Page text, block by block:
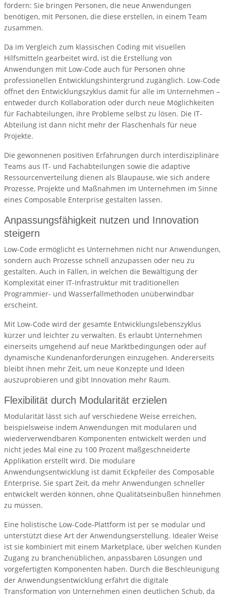
fördern: Sie bringen Personen, die neue Anwendungen
benötigen, mit Personen, die diese erstellen, in einem Team
zusammen.
Da im Vergleich zum klassischen Coding mit visuellen
Hilfsmitteln gearbeitet wird, ist die Erstellung von
Anwendungen mit Low-Code auch für Personen ohne
professionellen Entwicklungshintergrund zugänglich. Low-Code
öffnet den Entwicklungszyklus damit für alle im Unternehmen –
entweder durch Kollaboration oder durch neue Möglichkeiten
für Fachabteilungen, ihre Probleme selbst zu lösen. Die IT-
Abteilung ist dann nicht mehr der Flaschenhals für neue
Projekte.
Die gewonnenen positiven Erfahrungen durch interdisziplinäre
Teams aus IT- und Fachabteilungen sowie die adaptive
Ressourcenverteilung dienen als Blaupause, wie sich andere
Prozesse, Projekte und Maßnahmen im Unternehmen im Sinne
eines Composable Enterprise gestalten lassen.
Anpassungsfähigkeit nutzen und Innovation
steigern
Low-Code ermöglicht es Unternehmen nicht nur Anwendungen,
sondern auch Prozesse schnell anzupassen oder neu zu
gestalten. Auch in Fällen, in welchen die Bewältigung der
Komplexität einer IT-Infrastruktur mit traditionellen
Programmier- und Wasserfallmethoden unüberwindbar
erscheint.
Mit Low-Code wird der gesamte Entwicklungslebenszyklus
kürzer und leichter zu verwalten. Es erlaubt Unternehmen
einerseits umgehend auf neue Marktbedingungen oder auf
dynamische Kundenanforderungen einzugehen. Andererseits
bleibt ihnen mehr Zeit, um neue Konzepte und Ideen
auszuprobieren und gibt Innovation mehr Raum.
Flexibilität durch Modularität erzielen
Modularität lässt sich auf verschiedene Weise erreichen,
beispielsweise indem Anwendungen mit modularen und
wiederverwendbaren Komponenten entwickelt werden und
nicht jedes Mal eine zu 100 Prozent maßgeschneiderte
Applikation erstellt wird. Die modulare
Anwendungsentwicklung ist damit Eckpfeiler des Composable
Enterprise. Sie spart Zeit, da mehr Anwendungen schneller
entwickelt werden können, ohne Qualitätseinbußen hinnehmen
zu müssen.
Eine holistische Low-Code-Plattform ist per se modular und
unterstützt diese Art der Anwendungserstellung. Idealer Weise
ist sie kombiniert mit einem Marketplace, über welchen Kunden
Zugang zu branchenüblichen, anpassbaren Lösungen und
vorgefertigten Komponenten haben. Durch die Beschleunigung
der Anwendungsentwicklung erfährt die digitale
Transformation von Unternehmen einen deutlichen Schub, da